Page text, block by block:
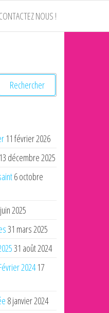
NOUS !
11 février 2026
13 décembre 2025
6 octobre
2025
31 mars 2025
31 août 2024
2024 17
8 janvier 2024